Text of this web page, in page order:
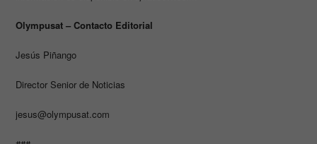
Olympusat – Contacto Editorial
Jesús Piñango
Director Senior de Noticias
jesus@olympusat.com